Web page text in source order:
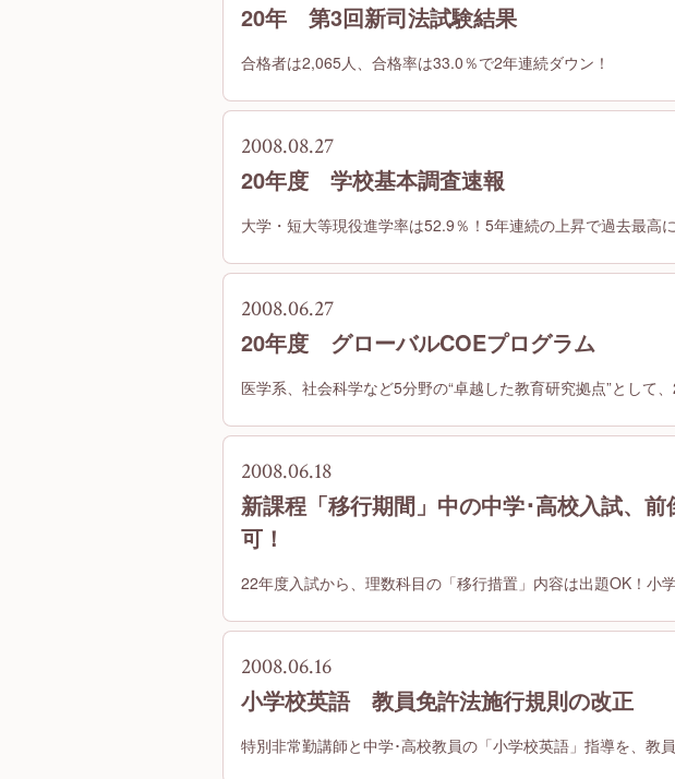
20年 第3回新司法試験結果
合格者は2,065人、合格率は33.0％で2年連続ダウン！
2008.08.27
20年度 学校基本調査速報
大学・短大等現役進学率は52.9％！5年連続の上昇で過去最高に
2008.06.27
20年度 グローバルCOEプログラム
医学系、社会科学など5分野の“卓越した教育研究拠点”として
2008.06.18
新課程「移行期間」中の中学･高校入試、
可！
22年度入試から、理数科目の「移行措置」内容は出題OK！小
2008.06.16
小学校英語 教員免許法施行規則の改正
特別非常勤講師と中学･高校教員の「小学校英語」指導を、教